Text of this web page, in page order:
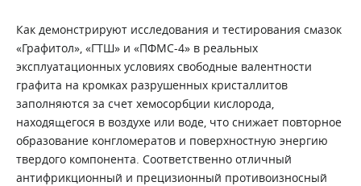
Как демонстрируют исследования и тестирования смазок
«Графитол», «ГТШ» и «ПФМС-4» в реальных
эксплуатационных условиях свободные валентности
графита на кромках разрушенных кристаллитов
заполняются за счет хемосорбции кислорода,
находящегося в воздухе или воде, что снижает повторное
образование конгломератов и поверхностную энергию
твердого компонента. Соответственно отличный
антифрикционный и прецизионный противоизносный